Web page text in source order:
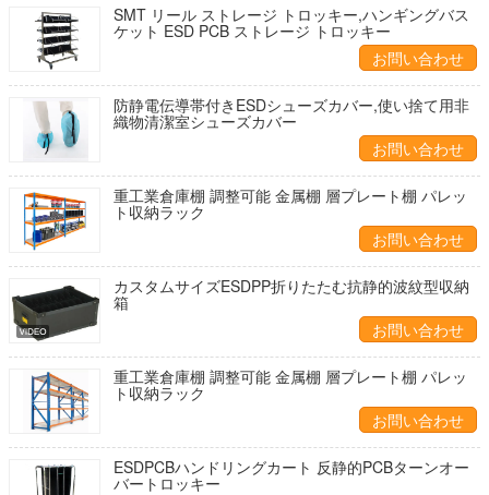
SMT リール ストレージ トロッキー,ハンギングバス
ケット ESD PCB ストレージ トロッキー
お問い合わせ
防静電伝導帯付きESDシューズカバー,使い捨て用非
織物清潔室シューズカバー
お問い合わせ
重工業倉庫棚 調整可能 金属棚 層プレート棚 パレッ
ト収納ラック
お問い合わせ
カスタムサイズESDPP折りたたむ抗静的波紋型収納
箱
お問い合わせ
重工業倉庫棚 調整可能 金属棚 層プレート棚 パレッ
ト収納ラック
お問い合わせ
ESDPCBハンドリングカート 反静的PCBターンオー
バートロッキー